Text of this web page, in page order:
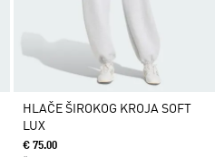
HLAČE ŠIROKOG KROJA SOFT
LUX
€ 75.00